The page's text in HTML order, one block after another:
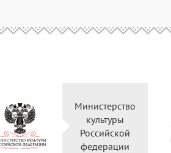
Министерство
культуры
Российской
федерации